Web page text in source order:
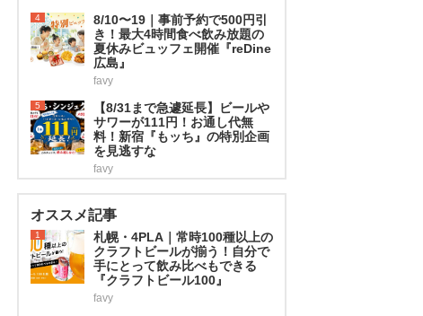
4
8/10〜19｜事前予約で500円引
き！最大4時間食べ飲み放題の
夏休みビュッフェ開催『reDine
広島』
favy
5
【8/31まで急遽延長】ビールや
サワーが111円！お通し代無
料！新宿『もッち』の特別企画
を見逃すな
favy
オススメ記事
1
札幌・4PLA｜常時100種以上の
クラフトビールが揃う！自分で
手にとって飲み比べもできる
『クラフトビール100』
favy